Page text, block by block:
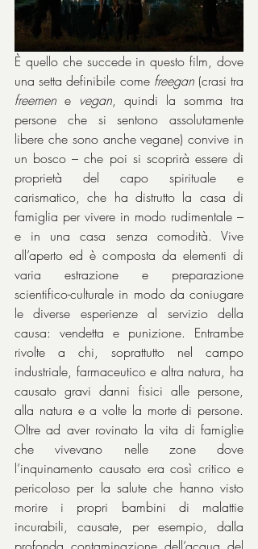
È quello che succede in questo film, dove
una setta definibile come freegan
freemen e vegan, quindi la somma tra
persone che si sentono assolutamente
libere che sono anche vegane) convive in
un bosco – che poi si scoprirà essere di
proprietà del capo spirituale e
carismatico, che ha distrutto la casa di
famiglia per vivere in modo rudimentale –
e in una casa senza comodità. Vive
all’aperto ed è composta da elementi di
varia estrazione e preparazione
scientifico-culturale in modo da coniugare
le diverse esperienze al servizio della
causa: vendetta e punizione. Entrambe
rivolte a chi, soprattutto nel campo
industriale, farmaceutico e altra natura, ha
causato gravi danni fisici alle persone,
alla natura e a volte la morte di persone.
Oltre ad aver rovinato la vita di famiglie
che vivevano nelle zone dove
l’inquinamento causato era così critico e
pericoloso per la salute che hanno visto
morire i propri bambini di malattie
incurabili, causate, per esempio, dalla